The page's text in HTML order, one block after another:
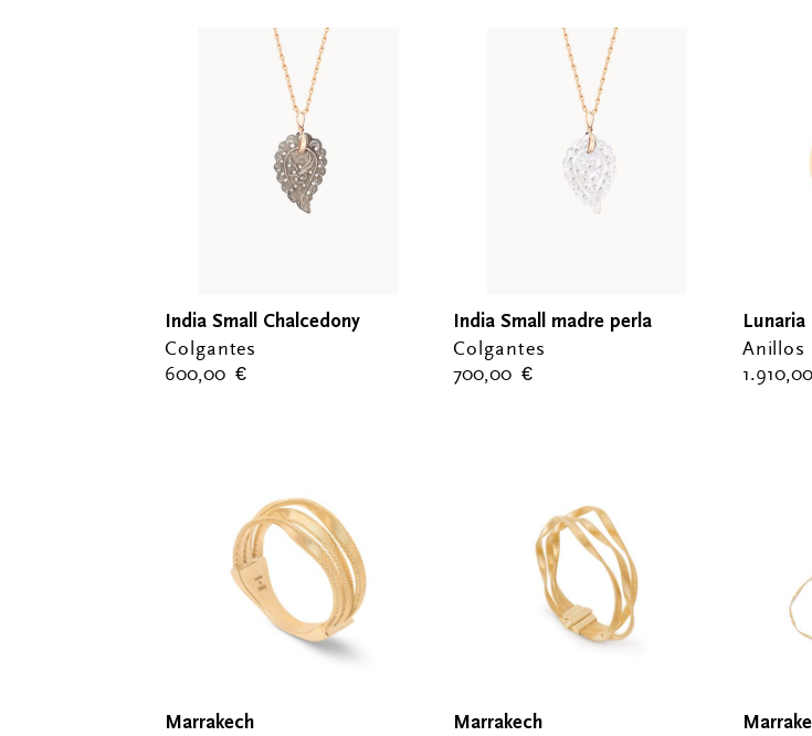
Colgantes
India Small Chalcedony
600,00€
Colgantes
India Small madre perla
700,00€
Anillos
Lunaria
1.910,00
Marrakech Marrakech